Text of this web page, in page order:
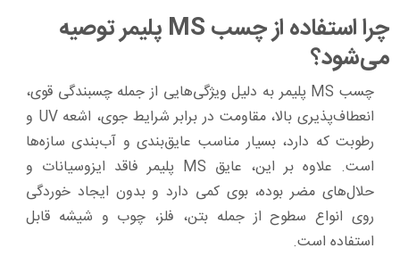
چرا استفاده از چسب MS پلیمر توصیه
می‌شود؟
چسب MS پلیمر به دلیل ویژگی‌هایی از جمله چسبندگی قوی،
انعطاف‌پذیری بالا، مقاومت در برابر شرایط جوی، اشعه UV و
رطوبت که دارد، بسیار مناسب عایق‌بندی و آب‌بندی سازه‌ها
است. علاوه بر این، عایق MS پلیمر فاقد ایزوسیانات و
حلال‌های مضر بوده، بوی کمی دارد و بدون ایجاد خوردگی
روی انواع سطوح از جمله بتن، فلز، چوب و شیشه قابل
استفاده است.